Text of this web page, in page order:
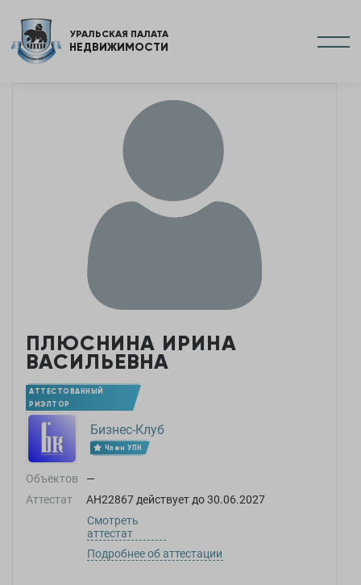
УРАЛЬСКАЯ ПАЛАТА
НЕДВИЖИМОСТИ
ПЛЮСНИНА ИРИНА
ВАСИЛЬЕВНА
АТТЕСТОВАННЫЙ
РИЭЛТОР
Бизнес-Клуб
Член УПН
Объектов
—
Аттестат
АН22867 действует до30.06.2027
Смотреть
аттестат
Подробнее об аттестации